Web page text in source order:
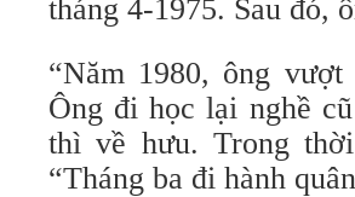
tháng 4-1975. Sau đó,
“Năm 1980, ông
Ông đi học lại nghề
thì về hưu. Trong
“Tháng ba đi hành